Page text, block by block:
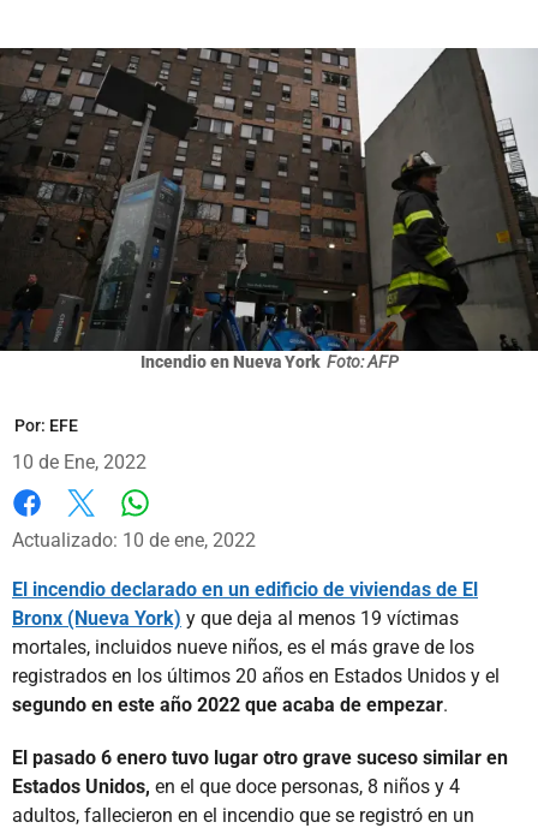
Incendio en Nueva York Foto: AFP
Por: EFE
10 de Ene, 2022
Facebook
X
Actualizado: 10 de ene, 2022
El incendio declarado en un edificio de viviendas de El
Bronx (Nueva York) y que deja al menos 19 víctimas
mortales, incluidos nueve niños, es el más grave de los
registrados en los últimos 20 años en Estados Unidos y el
segundo en este año 2022 que acaba de empezar.
El pasado 6 enero tuvo lugar otro grave suceso similar en
Estados Unidos, en el que doce personas, 8 niños y 4
adultos, fallecieron en el incendio que se registró en un